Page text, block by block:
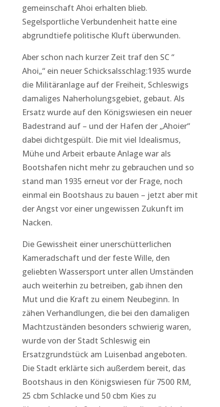
gemeinschaft Ahoi erhalten blieb.
Segelsportliche Verbundenheit hatte eine
abgrundtiefe politische Kluft überwunden.
Aber schon nach kurzer Zeit traf den SC “
Ahoi„“ ein neuer Schicksalsschlag:1935 wurde
die Militäranlage auf der Freiheit, Schleswigs
damaliges Naherholungsgebiet, gebaut. Als
Ersatz wurde auf den Königswiesen ein neuer
Badestrand auf – und der Hafen der „Ahoier“
dabei dichtgespült. Die mit viel Idealismus,
Mühe und Arbeit erbaute Anlage war als
Bootshafen nicht mehr zu gebrauchen und so
stand man 1935 erneut vor der Frage, noch
einmal ein Bootshaus zu bauen – jetzt aber mit
der Angst vor einer ungewissen Zukunft im
Nacken.
Die Gewissheit einer unerschütterlichen
Kameradschaft und der feste Wille, den
geliebten Wassersport unter allen Umständen
auch weiterhin zu betreiben, gab ihnen den
Mut und die Kraft zu einem Neubeginn. In
zähen Verhandlungen, die bei den damaligen
Machtzuständen besonders schwierig waren,
wurde von der Stadt Schleswig ein
Ersatzgrundstück am Luisenbad angeboten.
Die Stadt erklärte sich außerdem bereit, das
Bootshaus in den Königswiesen für 7500 RM,
25 cbm Schlacke und 50 cbm Kies zu